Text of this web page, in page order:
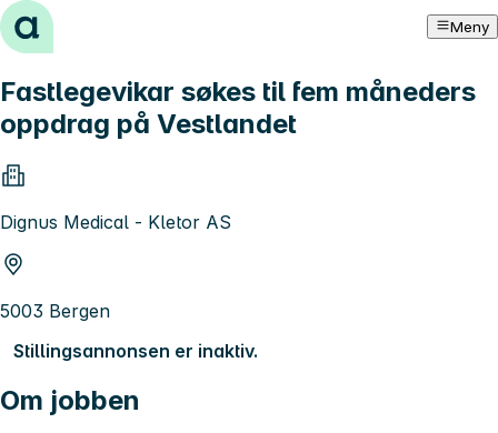
Hopp til innhold Meny
Fastlegevikar søkes til fem måneders
oppdrag på Vestlandet
Dignus Medical - Kletor AS
5003 Bergen
Stillingsannonsen er inaktiv.
Om jobben